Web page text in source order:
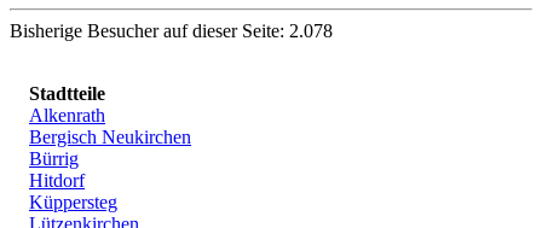
Bisherige Besucher auf dieser Seite: 2.078
Stadtteile
Alkenrath
Bergisch Neukirchen
Bürrig
Hitdorf
Küppersteg
Lützenkirchen